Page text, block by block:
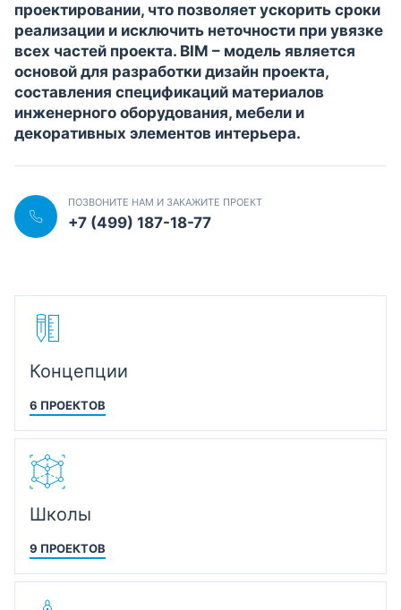
проектировании, что позволяет ускорить сроки
реализации и исключить неточности при увязке
всех частей проекта. BIM – модель является
основой для разработки дизайн проекта,
составления спецификаций материалов
инженерного оборудования, мебели и
декоративных элементов интерьера.
ПОЗВОНИТЕ НАМ И ЗАКАЖИТЕ ПРОЕКТ
+7 (499) 187-18-77
Концепции
6 ПРОЕКТОВ
Школы
9 ПРОЕКТОВ